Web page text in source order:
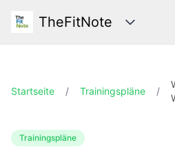
TheFitNote Kategorien
Startseite / Trainingspläne /
Trainingspläne